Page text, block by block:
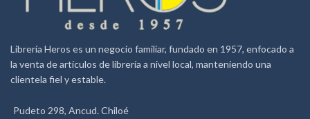
Librería Heros es un negocio familiar, fundado en 1957, enfocado a
la venta de artículos de librería a nivel local, manteniendo una
clientela fiel y estable.
Pudeto 298, Ancud. Chiloé